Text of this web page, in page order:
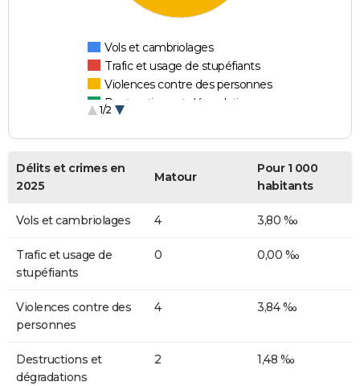
Vols et cambriolages
Trafic et usage de stupéfiants
Violences contre des personnes
Destructions et dégradations
1/2
Délits et crimes en
2025
Matour
Pour 1 000
habitants
Vols et cambriolages 4 3,80 ‰
Trafic et usage de
stupéfiants
0 0,00 ‰
Violences contre des
personnes
4 3,84 ‰
Destructions et
dégradations
2 1,48 ‰